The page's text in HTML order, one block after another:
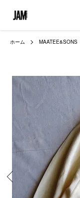
ホーム MAATEE&SONS